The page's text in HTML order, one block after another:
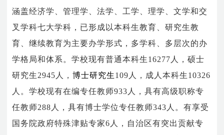
涵盖经济学、管理学、法学、工学、理学、文学和交
叉学科七大学科，已形成以本科生教育、研究生教
育、继续教育为主要办学形式，多学科、多层次的办
学格局和体系。学校现有普通本科生16277 人，硕士
研究生2945 人，博士研究生109 人，成人本科生10326
人。学校现有在编专任教师933 人，具有高级职称专
任教师288 人，具有博士学位专任教师343 人。有享受
国务院政府特殊津贴专家6 人，自治区有突出贡献专